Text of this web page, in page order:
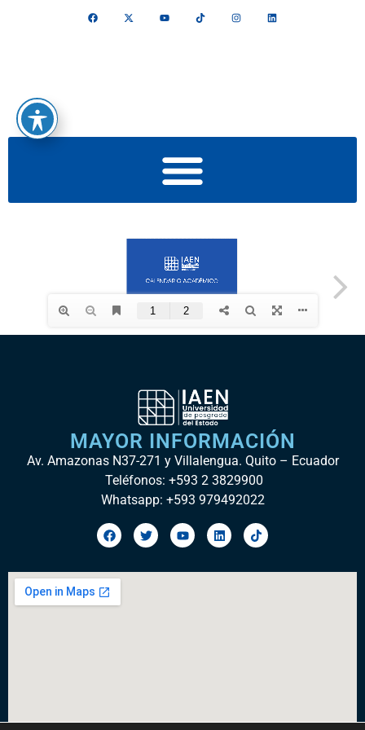
MAYOR INFORMACIÓN
Av. Amazonas N37-271 y Villalengua. Quito – Ecuador
Teléfonos: +593 2 3829900
Whatsapp: +593 979492022